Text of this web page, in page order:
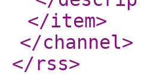
</item>
</channel>
</rss>